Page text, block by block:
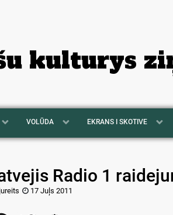
kulturys
VOLŪDA EKRANS I SKOTIVE
Radio 1
jureits 17 Juļs 2011